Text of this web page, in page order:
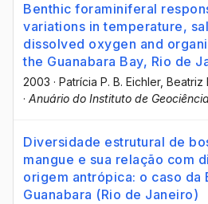
Benthic foraminiferal
variations in temperature,
dissolved oxygen and
the Guanabara Bay, Rio de
2003 · Patrícia P. B. Eichler, Beatriz
· Anuário do Instituto de
Diversidade estrutural de
mangue e sua relação com
origem antrópica: o caso da
Guanabara (Rio de Janeiro)